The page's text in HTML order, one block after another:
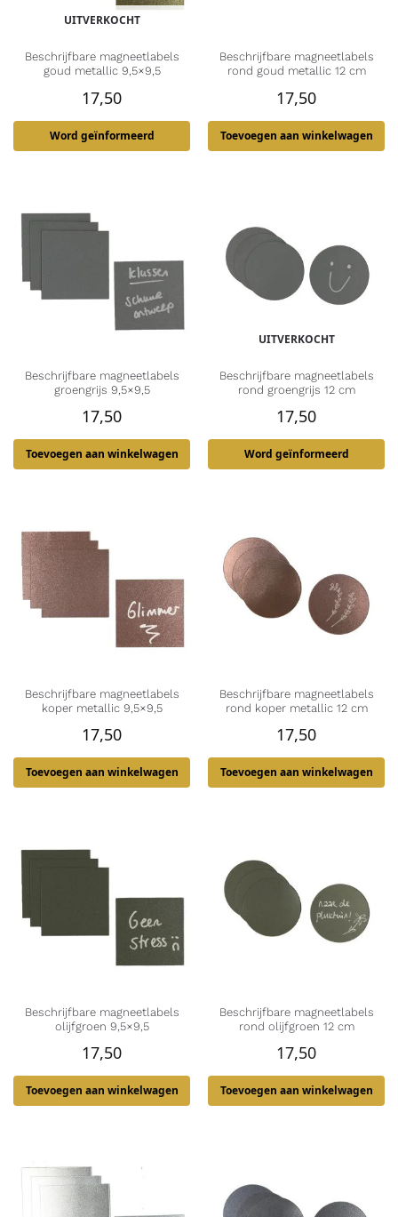
UITVERKOCHT
Beschrijfbare magneetlabels
goud metallic 9,5×9,5
17,50
Word geïnformeerd
Beschrijfbare magneetlabels
rond goud metallic 12 cm
17,50
Toevoegen aan winkelwagen
Beschrijfbare magneetlabels
groengrijs 9,5×9,5
17,50
Toevoegen aan winkelwagen
UITVERKOCHT
Beschrijfbare magneetlabels
rond groengrijs 12 cm
17,50
Word geïnformeerd
Beschrijfbare magneetlabels
koper metallic 9,5×9,5
17,50
Toevoegen aan winkelwagen
Beschrijfbare magneetlabels
rond koper metallic 12 cm
17,50
Toevoegen aan winkelwagen
Beschrijfbare magneetlabels
olijfgroen 9,5×9,5
17,50
Toevoegen aan winkelwagen
Beschrijfbare magneetlabels
rond olijfgroen 12 cm
17,50
Toevoegen aan winkelwagen